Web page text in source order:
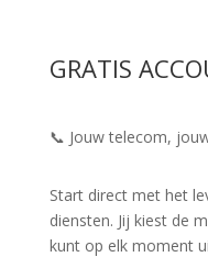
GRATIS
📞 Jouw telecom,
Start direct met het
diensten. Jij kiest de
kunt op elk moment